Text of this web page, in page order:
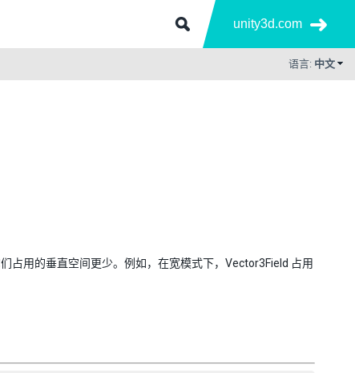
unity3d.com
语言: 中文
占用的垂直空间更少。例如，在宽模式下，Vector3Field 占用